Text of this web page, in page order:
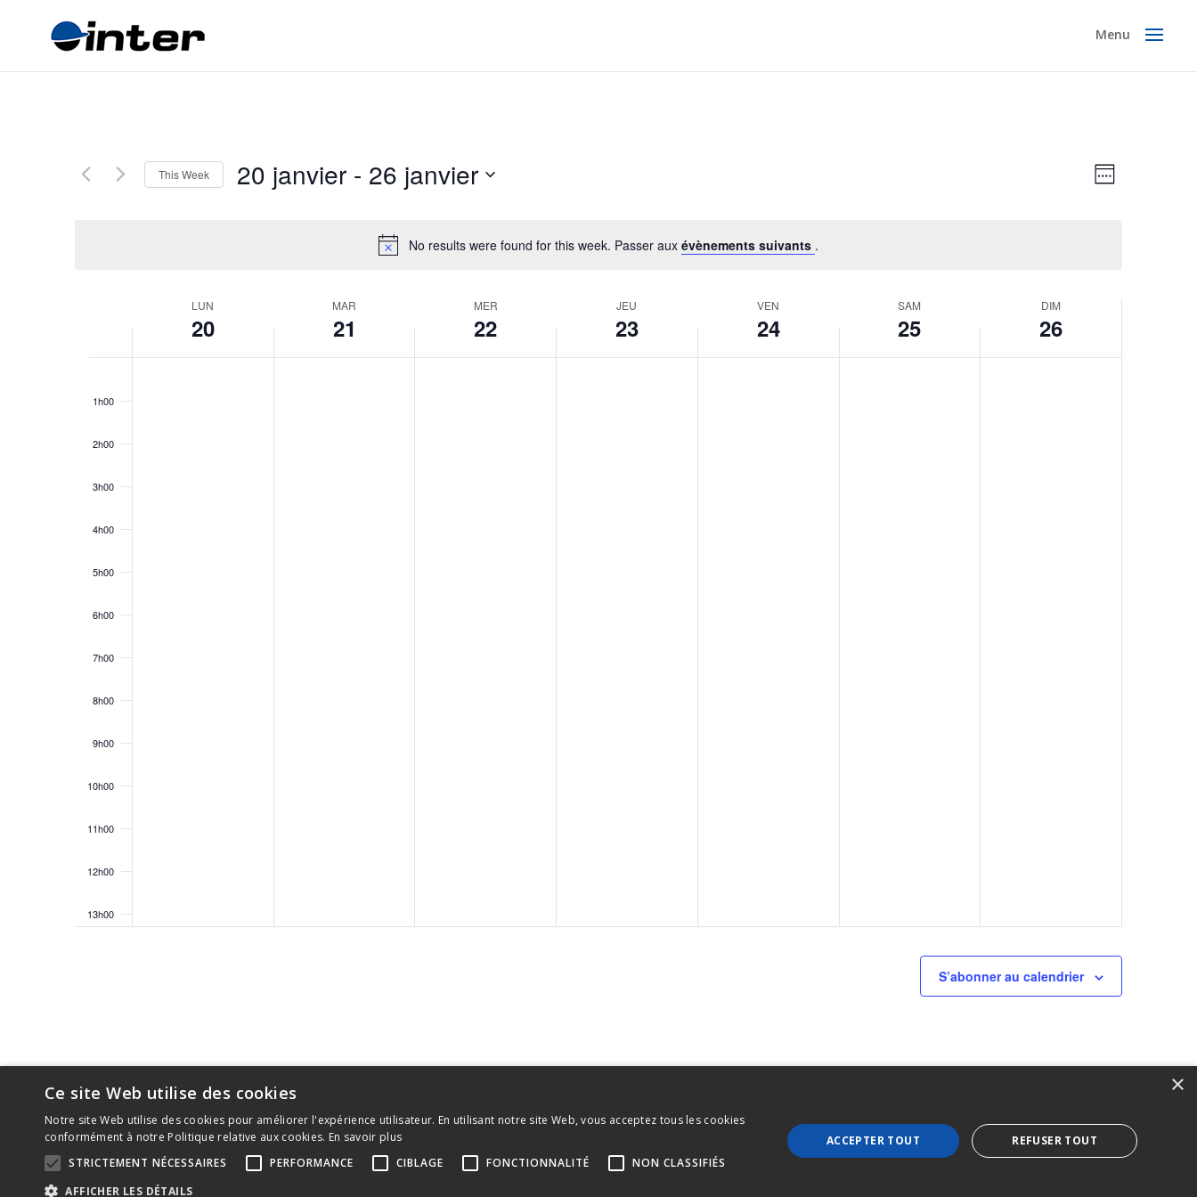
No results were found for this week. Passer aux évènements suivants .
par
de
Week
This Week 20 janvier - 26 janvier
Évènements
LUN
20
MAR
21
MER
22
JEU
23
VEN
24
SAM
25
DIM
26
1h00
2h00
3h00
4h00
5h00
6h00
7h00
8h00
9h00
10h00
11h00
12h00
13h00
17h00
18h00
19h00
S’abonner au calendrier
2022 © Conseil provincial du Québec des métiers de la construction - International
×
Ce site Web utilise des cookies
Notre site Web utilise des cookies pour améliorer l'expérience utilisateur. En utilisant notre site Web, vous acceptez tous les cookies
conformément à notre Politique relative aux cookies. En savoir plus
STRICTEMENT NÉCESSAIRES
PERFORMANCE CIBLAGE FONCTIONNALITÉ
NON CLASSIFIÉS
AFFICHER LES DÉTAILS
ACCEPTER TOUT REFUSER TOUT